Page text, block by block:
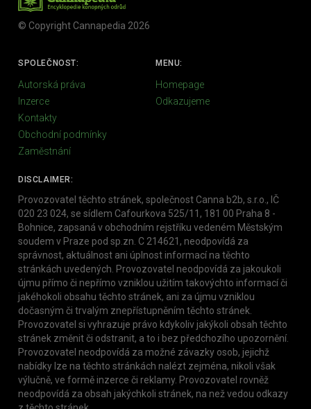
© Copyright Cannapedia 2026
SPOLEČNOST:
Autorská práva
Inzerce
Kontakty
Obchodní podmínky
Zaměstnání
MENU:
Homepage
Odkazujeme
DISCLAIMER:
Provozovatel těchto stránek, společnost Canna b2b, s.r.o., IČ
020 23 024, se sídlem Cafourkova 525/11, 181 00 Praha 8 -
Bohnice, zapsaná v obchodním rejstříku vedeném Městským
soudem v Praze pod sp.zn. C 214621, neodpovídá za
správnost, aktuálnost ani úplnost informací na těchto
stránkách uvedených. Provozovatel neodpovídá za jakoukoli
újmu přímo či nepřímo vzniklou užitím takovýchto informací či
jakéhokoli obsahu těchto stránek, ani za újmu vzniklou
dočasným či trvalým znepřístupněním těchto stránek.
Provozovatel si vyhrazuje právo kdykoliv jakýkoli obsah těchto
stránek změnit či odstranit, a to i bez předchozího upozornění.
Provozovatel neodpovídá za možné závazky osob, jejichž
nabídky lze na těchto stránkách nalézt zejména, nikoli však
výlučně, ve formě inzerce či reklamy. Provozovatel rovněž
neodpovídá za obsah jakýchkoli stránek, na než vedou odkazy